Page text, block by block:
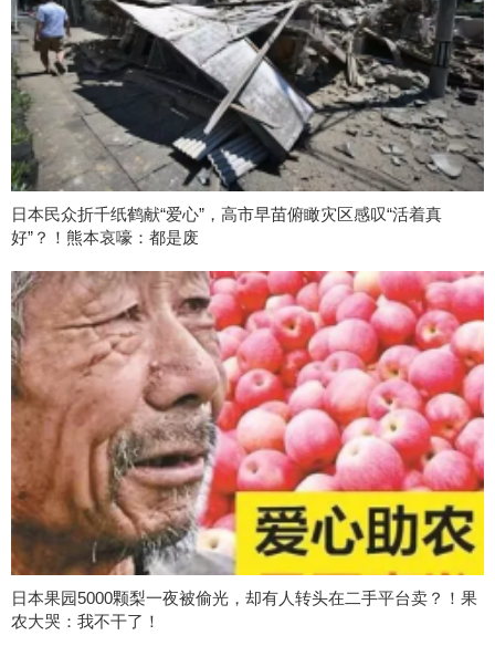
日本民众折千纸鹤献“爱心”，高市早苗俯瞰灾区感叹“活着真
好”？！熊本哀嚎：都是废
日本果园5000颗梨一夜被偷光，却有人转头在二手平台卖？！果
农大哭：我不干了！